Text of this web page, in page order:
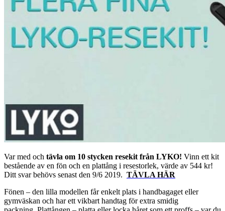
Var med och tävla om 10 stycken resekit från LYKO! Vinn ett kit
bestående av en fön och en plattång i resestorlek, värde av 544 kr!
Ditt svar behövs senast den 9/6 2019. TÄVLA HÄR
Fönen – den lilla modellen får enkelt plats i handbagaget eller
gymväskan och har ett vikbart handtag för extra smidig